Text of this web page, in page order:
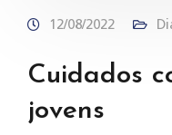
12/08/2022
Cuidados
jovens